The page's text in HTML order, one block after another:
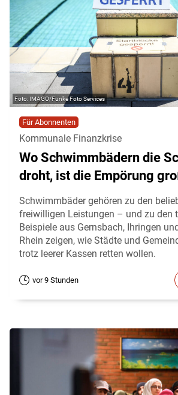
IMAGO/Funke Foto Services
Für Abonnenten
Kommunale Finanzkrise
Wo Schwimmbädern die
droht, ist die Empörung
Schwimmbäder gehören zu den
freiwilligen Leistungen – und zu den
Beispiele aus Gernsbach, Ihringen
Rhein zeigen, wie Städte und
trotz leerer Kassen retten wollen.
vor 9 Stunden